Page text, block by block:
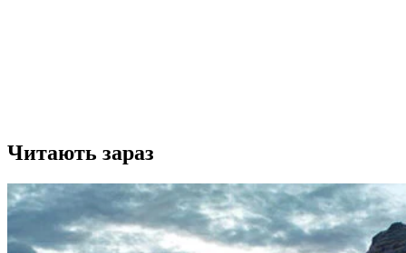
Читають зараз